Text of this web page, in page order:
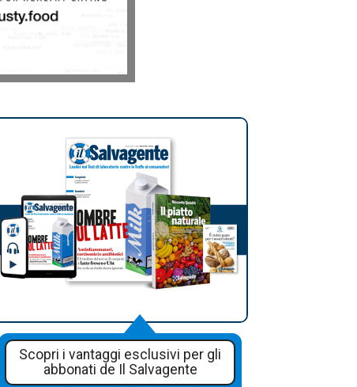
Scopri i vantaggi esclusivi per gli
abbonati de Il Salvagente